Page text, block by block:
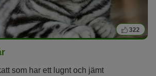
322
som har ett lugnt och jämt